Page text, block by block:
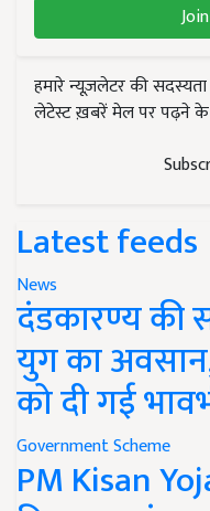
हमारे न्यूज़लेटर की
लेटेस्ट ख़बरें मेल पर पढ़ने के
Latest feeds
News
दंडकारण्य की
युग का अवसान,
को दी गई
Government Scheme
PM Kisan